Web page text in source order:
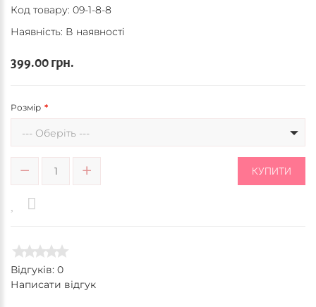
Код товару: 09-1-8-8
Наявність: В наявності
399.00 грн.
Розмір
--- Оберіть ---
КУПИТИ
Відгуків: 0
Написати відгук